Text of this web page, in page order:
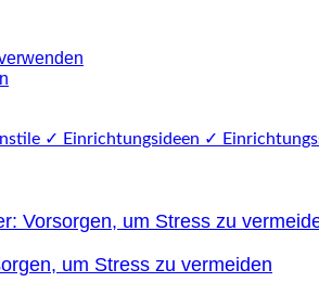
um Stress zu vermeiden